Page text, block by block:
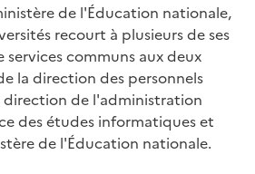
de l'Éducation nationale,
recourt à plusieurs de ses
services communs aux deux
la direction des personnels
de l'administration
des études informatiques et
de l'Éducation nationale.